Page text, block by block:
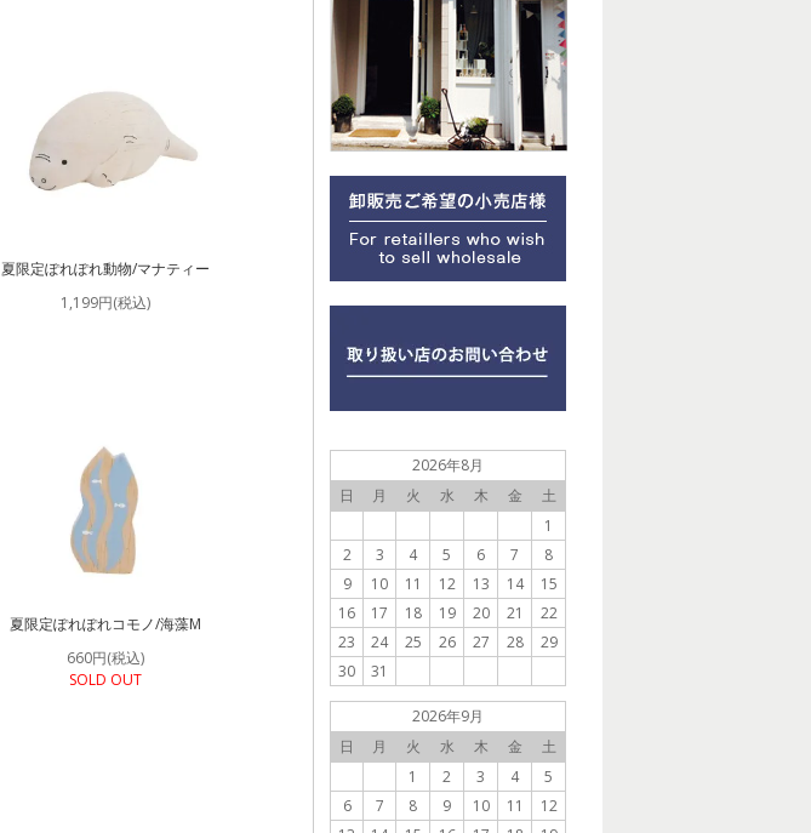
夏限定ぽれぽれ動物/マナティー
1,199円(税込)
夏限定ぽれぽれコモノ/海藻M
660円(税込)
SOLD OUT
2026年8月
日
月 火 水 木 金
土
1
2
3 4 5 6 7
8
9
10 11 12 13 14
15
16
17 18 19 20 21
22
23
24 25 26 27 28
29
30
31
2026年9月
日
月 火 水 木 金
土
1
2 3 4
5
6
7 8 9 10 11
12